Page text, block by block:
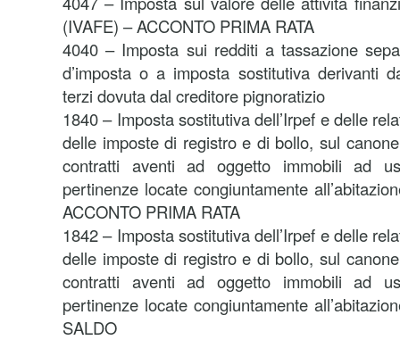
(IVAFE) – ACCONTO PRIMA RATA
4040 – Imposta sui redditi a tassazione
d’imposta o a imposta sostitutiva derivanti
terzi dovuta dal creditore pignoratizio
1840 – Imposta sostitutiva dell’Irpef e delle
delle imposte di registro e di bollo, sul
contratti aventi ad oggetto immobili ad
pertinenze locate congiuntamente
ACCONTO PRIMA RATA
1842 – Imposta sostitutiva dell’Irpef e delle
delle imposte di registro e di bollo, sul
contratti aventi ad oggetto immobili ad
pertinenze locate congiuntamente
SALDO